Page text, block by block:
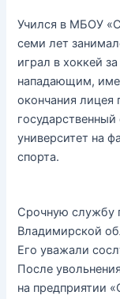
Учился в МБОУ
семи лет
играл в хоккей
нападающим,
окончания лицея
университет на
спорта.
Срочную службу
Владимирской
Его уважали
После
на предприятии